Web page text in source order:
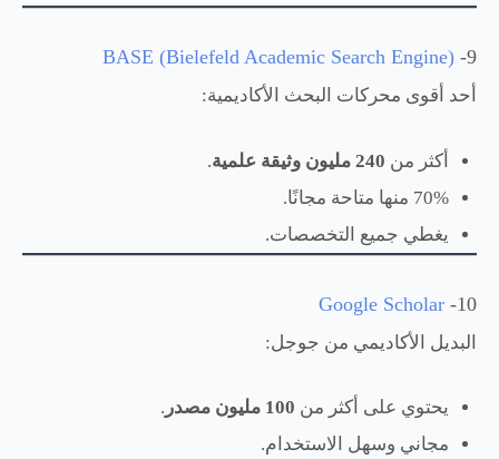
9-
BASE (Bielefeld Academic Search Engine)
أحد أقوى محركات البحث الأكاديمية:
أكثر من 240 مليون وثيقة علمية
.
70% منها متاحة مجانًا.
يغطي جميع التخصصات.
10-
Google Scholar
البديل الأكاديمي من جوجل:
يحتوي على أكثر من 100 مليون مصدر
.
مجاني وسهل الاستخدام.